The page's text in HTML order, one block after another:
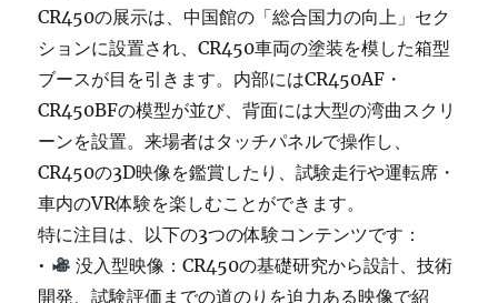
CR450の展示は、中国館の「総合国力の向上」セク
ションに設置され、CR450車両の塗装を模した箱型
ブースが目を引きます。内部にはCR450AF・
CR450BFの模型が並び、背面には大型の湾曲スクリ
ーンを設置。来場者はタッチパネルで操作し、
CR450の3D映像を鑑賞したり、試験走行や運転席・
車内のVR体験を楽しむことができます。
特に注目は、以下の3つの体験コンテンツです：
•
没入型映像：CR450の基礎研究から設計、技術
開発、試験評価までの道のりを迫力ある映像で紹